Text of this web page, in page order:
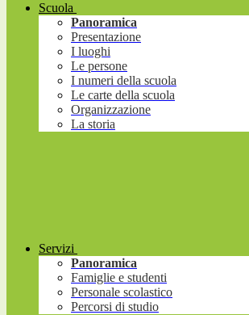
Scuola
Panoramica
Presentazione
I luoghi
Le persone
I numeri della scuola
Le carte della scuola
Organizzazione
La storia
Servizi
Panoramica
Famiglie e studenti
Personale scolastico
Percorsi di studio